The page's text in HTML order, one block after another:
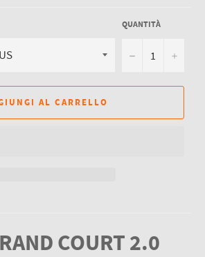
QUANTITÀ
− +
AL CARRELLO
COURT 2.0